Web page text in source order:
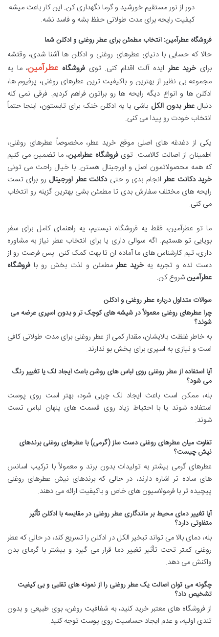
دور از نور مستقیم خورشید و گرما نگهداری کن. این کار باعث میشه
کیفیت رایحه برای مدت طولانی حفظ بشه و فاسد نشه.
فروشگاه عطرآمین: انتخاب مطمئن برای عطر روغنی و ادکلن شما
حالا که حسابی با دنیای عطرهای روغنی و ادکلن ها آشنا شدی، وقتشه
برایخرید عطر ایده آلت اقدام کنی. تویفروشگاه عطرآمین، ما یه
مجموعه بی نظیر از بهترین و باکیفیت ترین عطرهای روغنی، پرفیوم ها،
ادکلن ها و انواع دیگه رایحه ها رو براتون فراهم کردیم. فرقی نمی کنه
دنبالعطر بدون الکل باشی یا یه ادکلن خنک برای تابستون، اینجا حتماً
انتخاب خودت رو پیدا می کنی.
یکی از دغدغه های اصلی موقع خرید عطر، مخصوصاً عطرهای روغنی،
اطمینان از اصالت کالاست. تویفروشگاه عطرامین، ما تضمین می کنیم
که همه محصولاتمون اصل و اورجینال هستن. با خیال راحت می تونی
خرید دکانت عطرانجام بدی و حتیدکانت عطر اورجینال رو برای تست
رایحه های مختلف سفارش بدی تا مطمئن بشی بهترین گزینه رو انتخاب
می کنی.
ما تو عطرآمین، فقط یه فروشگاه نیستیم، یه راهنمای کامل برای سفر
بویایی تو هستیم. اگه سوالی داری یا برای انتخاب عطر نیاز به مشاوره
داری، تیم کارشناس های ما آماده ان تا بهت کمک کنن. پس فرصت رو از
دست نده و تجربه یهخرید عطرمطمئن و لذت بخش رو با فروشگاه
عطرآمین شروع کن.
سوالات متداول درباره عطر روغنی و ادکلن
چرا عطرهای روغنی معمولاً در شیشه های کوچک تر و بدون اسپری عرضه می
شوند؟
به خاطر غلظت بالایشان، مقدار کمی از عطر روغنی برای مدت طولانی کافی
است و نیازی به اسپری برای پخش بو ندارند.
آیا استفاده از عطر روغنی روی لباس های روشن باعث ایجاد لک یا تغییر رنگ
می شود؟
بله، ممکن است باعث ایجاد لک چربی شود، بهتر است روی پوست
استفاده شوند یا با احتیاط زیاد روی قسمت های پنهان لباس تست
شوند.
تفاوت میان عطرهای روغنی دست ساز (گرمی) با عطرهای روغنی برندهای
نیش چیست؟
عطرهای گرمی بیشتر به تولیدات بدون برند و معمولاً با ترکیب اسانس
های ساده تر اشاره دارند، در حالی که برندهای نیش عطرهای روغنی
پیچیده تر با فرمولاسیون های خاص و باکیفیت ارائه می دهند.
آیا تغییر دمای محیط بر ماندگاری عطر روغنی در مقایسه با ادکلن تأثیر
متفاوتی دارد؟
بله، دمای بالا می تواند تبخیر الکل در ادکلن را تسریع کند، در حالی که عطر
روغنی کمتر تحت تأثیر تغییر دما قرار می گیرد و بیشتر با گرمای بدن
واکنش می دهد.
چگونه می توان اصالت یک عطر روغنی را از نمونه های تقلبی و بی کیفیت
تشخیص داد؟
از فروشگاه های معتبر خرید کنید، به شفافیت روغن، بوی طبیعی و بدون
تندی اولیه، و عدم ایجاد حساسیت روی پوست توجه کنید.